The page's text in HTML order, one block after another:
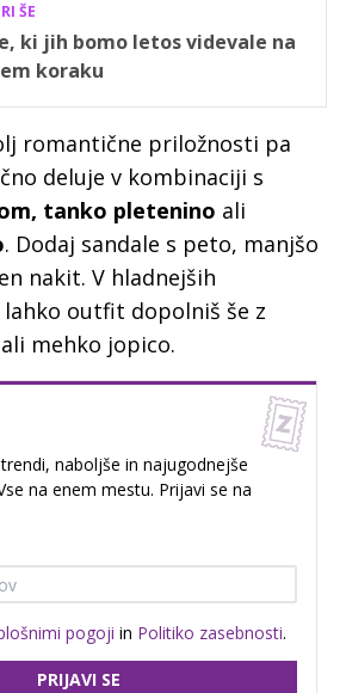
ŠE
ki jih bomo letos videvale na
koraku
romantične priložnosti pa
deluje v kombinaciji s
tanko pletenino ali
. Dodaj sandale s peto, manjšo
nakit. V hladnejših
outfit dopolniš še z
mehko jopico.
naboljše in najugodnejše
na enem mestu. Prijavi se na
pogoji in Politiko zasebnosti.
PRIJAVI SE